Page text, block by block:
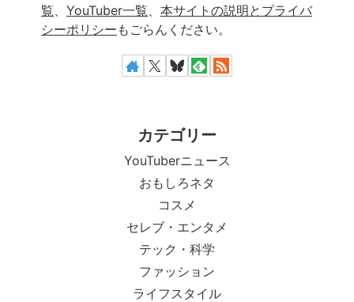
覧
YouTuber一覧
本サイトの説明とプライバ
シーポリシー もごらんください。
カテゴリー
YouTuberニュース
おもしろネタ
コスメ
セレブ・エンタメ
テック・科学
ファッション
ライフスタイル